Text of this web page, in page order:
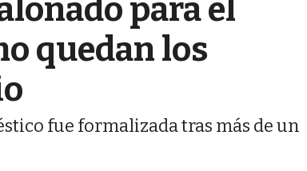
para el
quedan los
fue formalizada tras más de un